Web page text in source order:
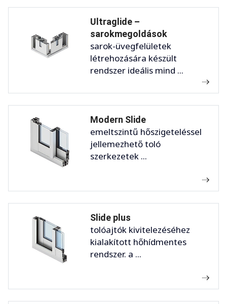
Ultraglide –
sarokmegoldások
sarok-üvegfelületek
létrehozására készült
rendszer ideális mind ...
Modern Slide
emeltszintű hőszigeteléssel
jellemezhető toló
szerkezetek ...
Slide plus
tolóajtók kivitelezéséhez
kialakított hőhídmentes
rendszer. a ...